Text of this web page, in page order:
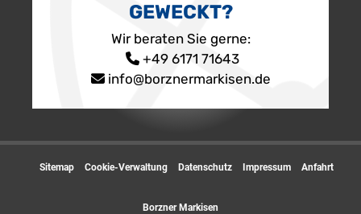
GEWECKT?
Wir beraten Sie gerne:
+49 6171 71643
info@borznermarkisen.de
Sitemap Cookie-Verwaltung Datenschutz Impressum Anfahrt
Borzner Markisen